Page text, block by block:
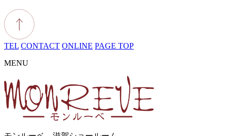
TEL CONTACT ONLINE PAGE TOP
MENU